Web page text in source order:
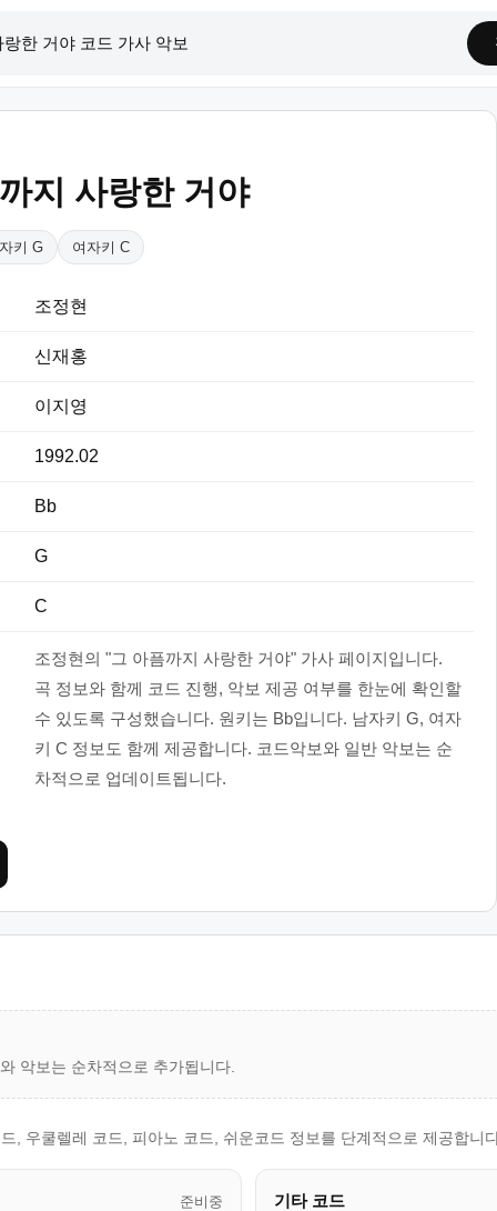
지 사랑한 거야
키 G 여자키 C
조정현
신재홍
이지영
1992.02
Bb
G
C
조정현의 "그 아픔까지 사랑한 거야" 가사 페이지입니다.
곡 정보와 함께 코드 진행, 악보 제공 여부를 한눈에 확인할
수 있도록 구성했습니다. 원키는 Bb입니다. 남자키 G, 여자
키 C 정보도 함께 제공합니다. 코드악보와 일반 악보는 순
차적으로 업데이트됩니다.
악보는 순차적으로 추가됩니다.
, 우쿨렐레 코드, 피아노 코드, 쉬운코드 정보를 단계적으로 제공합니
준비중 기타 코드